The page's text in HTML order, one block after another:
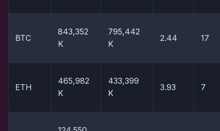
BTC
843,352
K
795,442
K
2.44 17
ETH
465,982
K
433,399
K
3.93 7